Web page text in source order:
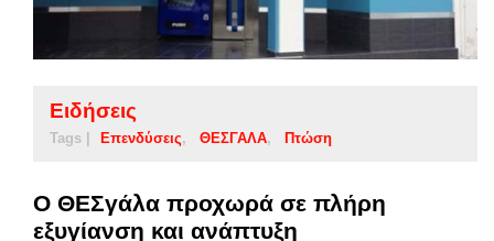
Ειδήσεις
Tags | Επενδύσεις ΘΕΣΓΑΛΑ Πτώση
Ο ΘΕΣγάλα προχωρά σε πλήρη
εξυγίανση και ανάπτυξη